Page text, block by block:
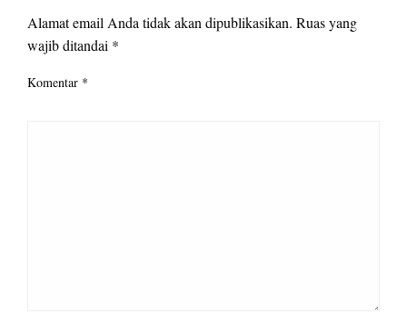
Alamat email Anda tidak akan dipublikasikan. Ruas yang
wajib ditandai *
Komentar *